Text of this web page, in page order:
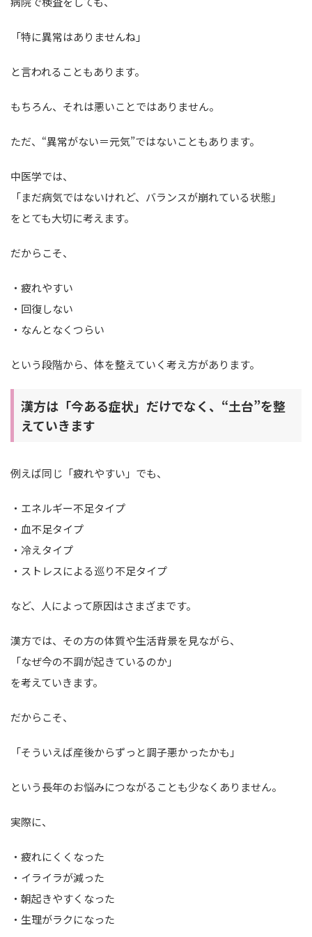
「特に異常はありませんね」
と言われることもあります。
もちろん、それは悪いことではありません。
ただ、“異常がない＝元気”ではないこともあります。
中医学では、
「まだ病気ではないけれど、バランスが崩れている状態」
をとても大切に考えます。
だからこそ、
・疲れやすい
・回復しない
・なんとなくつらい
という段階から、体を整えていく考え方があります。
漢方は「今ある症状」だけでなく、“土台”を整
えていきます
例えば同じ「疲れやすい」でも、
・エネルギー不足タイプ
・血不足タイプ
・冷えタイプ
・ストレスによる巡り不足タイプ
など、人によって原因はさまざまです。
漢方では、その方の体質や生活背景を見ながら、
「なぜ今の不調が起きているのか」
を考えていきます。
だからこそ、
「そういえば産後からずっと調子悪かったかも」
という長年のお悩みにつながることも少なくありません。
実際に、
・疲れにくくなった
・イライラが減った
・朝起きやすくなった
・生理がラクになった